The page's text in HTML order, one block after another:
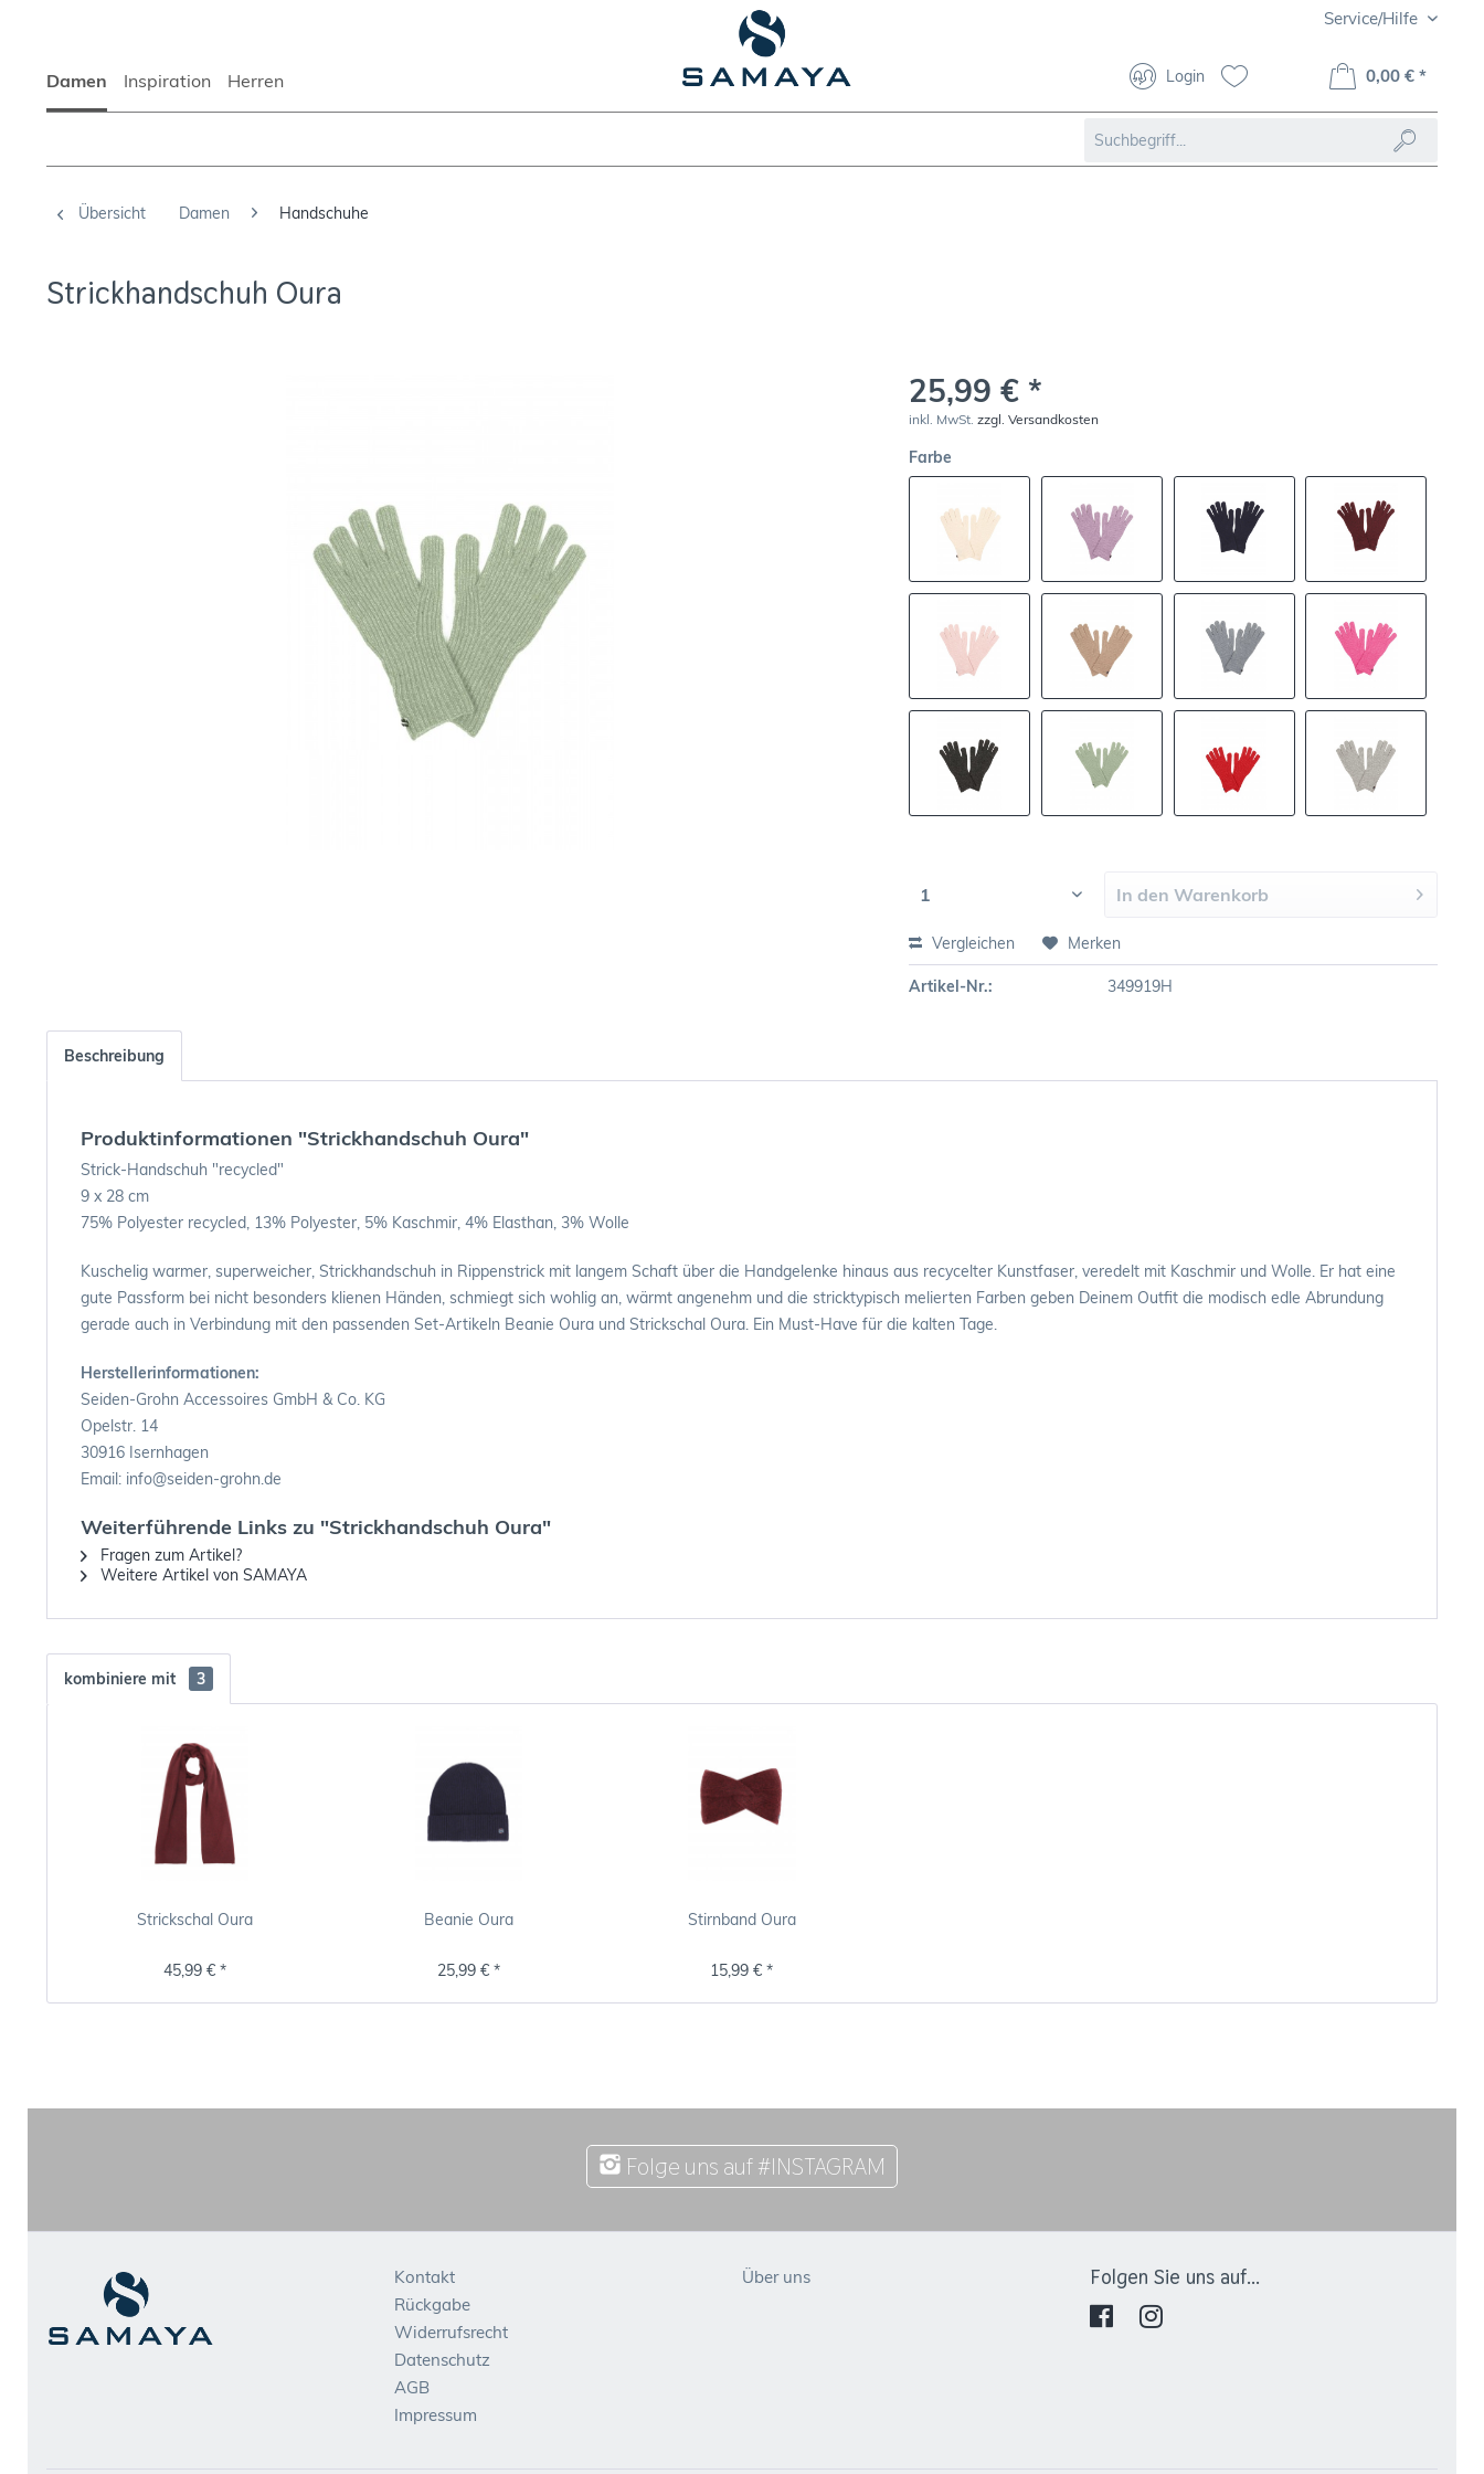
Service/Hilfe
Damen Inspiration Herren Login 0,00 € *
Übersicht Damen Handschuhe
Strickhandschuh Oura
25,99 € *
inkl. MwSt.zzgl. Versandkosten
Farbe
In den Warenkorb
Vergleichen Merken
Artikel-Nr.: 349919H
Beschreibung
Produktinformationen "Strickhandschuh Oura"
Strick-Handschuh "recycled"
9 x 28 cm
75% Polyester recycled, 13% Polyester, 5% Kaschmir, 4% Elasthan, 3% Wolle
Kuschelig warmer, superweicher, Strickhandschuh in Rippenstrick mit langem Schaft über die Handgelenke hinaus aus recycelter Kunstfaser, veredelt mit Kaschmir und Wolle. Er hat eine
gute Passform bei nicht besonders klienen Händen, schmiegt sich wohlig an, wärmt angenehm und die stricktypisch melierten Farben geben Deinem Outfit die modisch edle Abrundung
gerade auch in Verbindung mit den passenden Set-Artikeln Beanie Oura und Strickschal Oura. Ein Must-Have für die kalten Tage.
Herstellerinformationen:
Seiden-Grohn Accessoires GmbH & Co. KG
Opelstr. 14
30916 Isernhagen
Email: info@seiden-grohn.de
Weiterführende Links zu "Strickhandschuh Oura"
Fragen zum Artikel?
Weitere Artikel von SAMAYA
kombiniere mit 3
Strickschal Oura
45,99 € *
Beanie Oura
25,99 € *
Stirnband Oura
15,99 € *
Folge uns auf #INSTAGRAM
Kontakt
Rückgabe
Widerrufsrecht
Datenschutz
AGB
Impressum
Über uns Folgen Sie uns auf...